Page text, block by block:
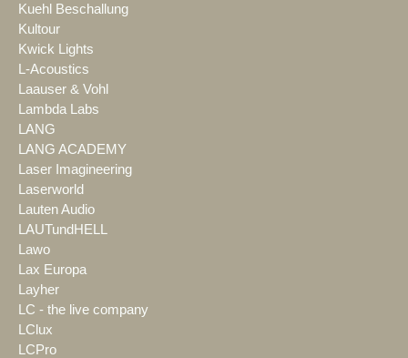
Kuehl Beschallung
Kultour
Kwick Lights
L-Acoustics
Laauser & Vohl
Lambda Labs
LANG
LANG ACADEMY
Laser Imagineering
Laserworld
Lauten Audio
LAUTundHELL
Lawo
Lax Europa
Layher
LC - the live company
LClux
LCPro